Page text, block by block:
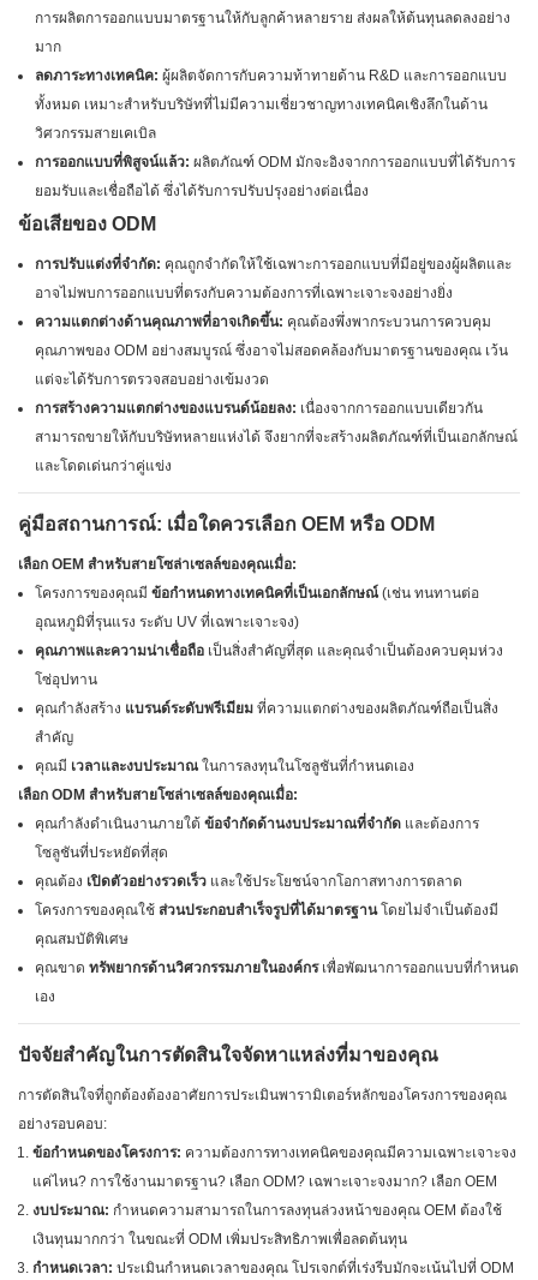
การผลิตการออกแบบมาตรฐานให้กับลูกค้าหลายราย ส่งผลให้ต้นทุนลดลงอย่าง
มาก
ลดภาระทางเทคนิค: ผู้ผลิตจัดการกับความท้าทายด้าน R&D และการออกแบบ
ทั้งหมด เหมาะสำหรับบริษัทที่ไม่มีความเชี่ยวชาญทางเทคนิคเชิงลึกในด้าน
วิศวกรรมสายเคเบิล
การออกแบบที่พิสูจน์แล้ว: ผลิตภัณฑ์ ODM มักจะอิงจากการออกแบบที่ได้รับการ
ยอมรับและเชื่อถือได้ ซึ่งได้รับการปรับปรุงอย่างต่อเนื่อง
ข้อเสียของ ODM
การปรับแต่งที่จำกัด: คุณถูกจำกัดให้ใช้เฉพาะการออกแบบที่มีอยู่ของผู้ผลิตและ
อาจไม่พบการออกแบบที่ตรงกับความต้องการที่เฉพาะเจาะจงอย่างยิ่ง
ความแตกต่างด้านคุณภาพที่อาจเกิดขึ้น: คุณต้องพึ่งพากระบวนการควบคุม
คุณภาพของ ODM อย่างสมบูรณ์ ซึ่งอาจไม่สอดคล้องกับมาตรฐานของคุณ เว้น
แต่จะได้รับการตรวจสอบอย่างเข้มงวด
การสร้างความแตกต่างของแบรนด์น้อยลง: เนื่องจากการออกแบบเดียวกัน
สามารถขายให้กับบริษัทหลายแห่งได้ จึงยากที่จะสร้างผลิตภัณฑ์ที่เป็นเอกลักษณ์
และโดดเด่นกว่าคู่แข่ง
คู่มือสถานการณ์: เมื่อใดควรเลือก OEM หรือ ODM
เลือก OEM สำหรับสายโซล่าเซลล์ของคุณเมื่อ:
โครงการของคุณมีข้อกำหนดทางเทคนิคที่เป็นเอกลักษณ์ (เช่น ทนทานต่อ
อุณหภูมิที่รุนแรง ระดับ UV ที่เฉพาะเจาะจง)
คุณภาพและความน่าเชื่อถือ เป็นสิ่งสำคัญที่สุด และคุณจำเป็นต้องควบคุมห่วง
โซ่อุปทาน
คุณกำลังสร้าง แบรนด์ระดับพรีเมียม ที่ความแตกต่างของผลิตภัณฑ์ถือเป็นสิ่ง
สำคัญ
คุณมี เวลาและงบประมาณ ในการลงทุนในโซลูชันที่กำหนดเอง
เลือก ODM สำหรับสายโซล่าเซลล์ของคุณเมื่อ:
คุณกำลังดำเนินงานภายใต้ข้อจำกัดด้านงบประมาณที่จำกัด และต้องการ
โซลูชันที่ประหยัดที่สุด
คุณต้อง เปิดตัวอย่างรวดเร็ว และใช้ประโยชน์จากโอกาสทางการตลาด
โครงการของคุณใช้ ส่วนประกอบสำเร็จรูปที่ได้มาตรฐานโดยไม่จำเป็นต้องมี
คุณสมบัติพิเศษ
คุณขาดทรัพยากรด้านวิศวกรรมภายในองค์กรเพื่อพัฒนาการออกแบบที่กำหนด
เอง
ปัจจัยสำคัญในการตัดสินใจจัดหาแหล่งที่มาของคุณ
การตัดสินใจที่ถูกต้องต้องอาศัยการประเมินพารามิเตอร์หลักของโครงการของคุณ
อย่างรอบคอบ:
ข้อกำหนดของโครงการ: ความต้องการทางเทคนิคของคุณมีความเฉพาะเจาะจง
แค่ไหน? การใช้งานมาตรฐาน? เลือก ODM? เฉพาะเจาะจงมาก? เลือก OEM
งบประมาณ: กำหนดความสามารถในการลงทุนล่วงหน้าของคุณ OEM ต้องใช้
เงินทุนมากกว่า ในขณะที่ ODM เพิ่มประสิทธิภาพเพื่อลดต้นทุน
กำหนดเวลา: ประเมินกำหนดเวลาของคุณ โปรเจกต์ที่เร่งรีบมักจะเน้นไปที่ ODM